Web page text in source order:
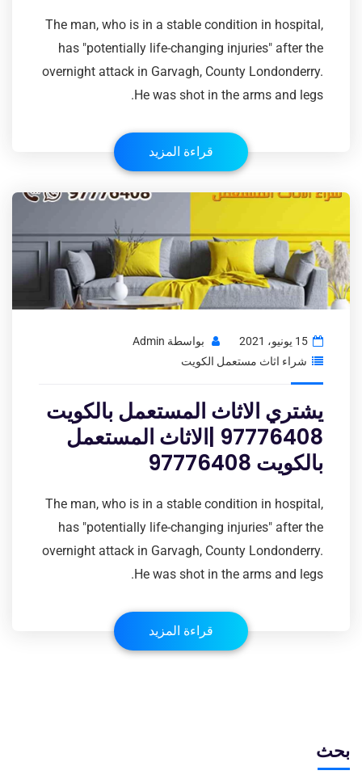
The man, who is in a stable condition in hospital,
has "potentially life-changing injuries" after the
overnight attack in Garvagh, County Londonderry.
He was shot in the arms and legs.
قراءة المزيد
15 يونيو، 2021 بواسطة Admin
شراء اثاث مستعمل الكويت
يشتري الاثاث المستعمل بالكويت
97776408 |الاثاث المستعمل
بالكويت 97776408
The man, who is in a stable condition in hospital,
has "potentially life-changing injuries" after the
overnight attack in Garvagh, County Londonderry.
He was shot in the arms and legs.
قراءة المزيد
بحث